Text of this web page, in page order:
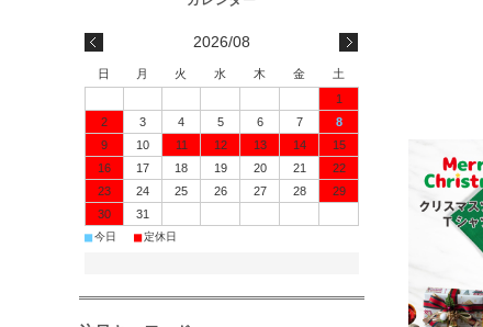
2026/08
日 月 火 水 木 金
土
1
2
3 4 5 6 7
8
9
10 11 12 13 14
15
16
17 18 19 20 21
22
23
24 25 26 27 28
29
30
31
■今日 ■定休日